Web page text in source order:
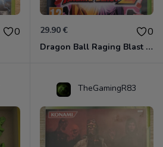
0 29.90 € 0
Dragon Ball Raging Blast 2 Xbox 360
TheGamingR83